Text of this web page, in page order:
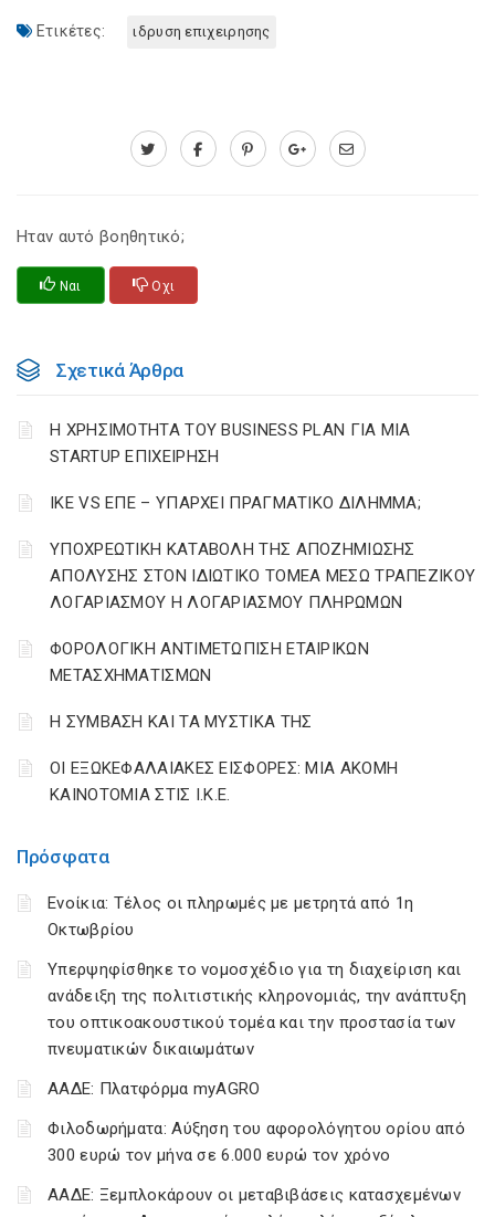
Πρόσφατα
Ενοίκια: Τέλος οι πληρωμές με μετρητά από 1η
Οκτωβρίου
Υπερψηφίσθηκε το νομοσχέδιο για τη διαχείριση και
ανάδειξη της πολιτιστικής κληρονομιάς, την ανάπτυξη
του οπτικοακουστικού τομέα και την προστασία των
πνευματικών δικαιωμάτων
ΑΑΔΕ: Πλατφόρμα myAGRO
Φιλοδωρήματα: Αύξηση του αφορολόγητου ορίου από
300 ευρώ τον μήνα σε 6.000 ευρώ τον χρόνο
ΑΑΔΕ: Ξεμπλοκάρουν οι μεταβιβάσεις κατασχεμένων
Ετικέτες: ιδρυση επιχειρησης
Ηταν αυτό βοηθητικό;
Ναι Οχι
Σχετικά Άρθρα
Η ΧΡΗΣΙΜΟΤΗΤΑ ΤΟΥ BUSINESS PLAN ΓΙΑ ΜΙΑ
STARTUP ΕΠΙΧΕΙΡΗΣΗ
ΙΚΕ VS ΕΠΕ – ΥΠΑΡΧΕΙ ΠΡΑΓΜΑΤΙΚΟ ΔΙΛΗΜΜΑ;
YΠΟΧΡΕΩΤΙΚΗ ΚΑΤΑΒΟΛΗ ΤΗΣ ΑΠΟΖΗΜΙΩΣΗΣ
ΑΠΟΛΥΣΗΣ ΣΤΟΝ ΙΔΙΩΤΙΚΟ ΤΟΜΕΑ ΜΕΣΩ ΤΡΑΠΕΖΙΚΟΥ
ΛΟΓΑΡΙΑΣΜΟΥ Η ΛΟΓΑΡΙΑΣΜΟΥ ΠΛΗΡΩΜΩΝ
ΦΟΡΟΛΟΓΙΚΗ ΑΝΤΙΜΕΤΩΠΙΣΗ ΕΤΑΙΡΙΚΩΝ
ΜΕΤΑΣΧΗΜΑΤΙΣΜΩΝ
Η ΣΥΜΒΑΣΗ ΚΑΙ ΤΑ ΜΥΣΤΙΚΑ ΤΗΣ
ΟΙ ΕΞΩΚΕΦΑΛΑΙΑΚΕΣ ΕΙΣΦΟΡΕΣ: ΜΙΑ ΑΚΟΜΗ
ΚΑΙΝΟΤΟΜΙΑ ΣΤΙΣ Ι.Κ.Ε.